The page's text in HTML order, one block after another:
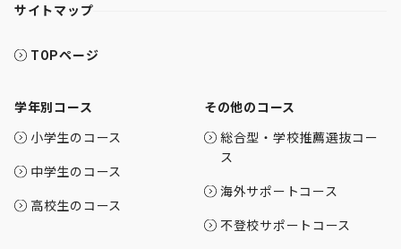
サイトマップ
TOPページ
学年別コース
小学生のコース
中学生のコース
高校生のコース
その他のコース
総合型・学校推薦選抜コー
ス
海外サポートコース
不登校サポートコース